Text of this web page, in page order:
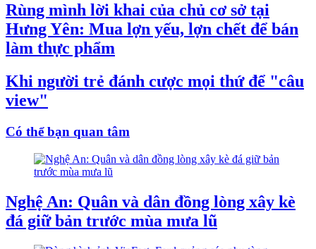
Rùng mình lời khai của chủ cơ sở tại
Hưng Yên: Mua lợn yếu, lợn chết để bán
làm thực phẩm
Khi người trẻ đánh cược mọi thứ để "câu
view"
Có thể bạn quan tâm
Nghệ An: Quân và dân đồng lòng xây kè
đá giữ bản trước mùa mưa lũ